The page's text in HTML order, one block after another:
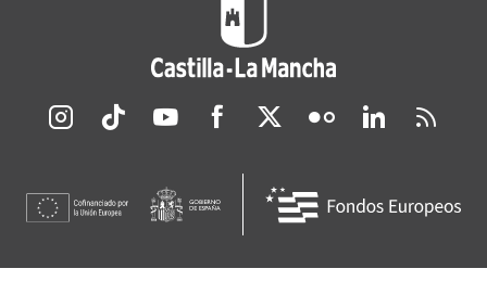
Redes sociales JCCM